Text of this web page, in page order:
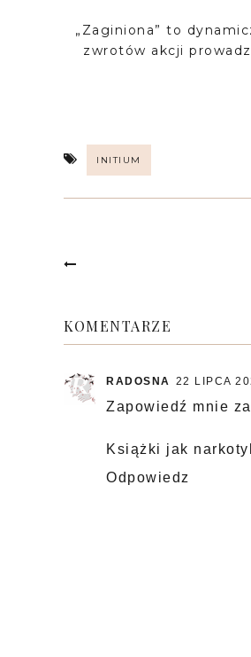
„Zaginiona” to
zwrotów akcji
INITIUM
KOMENTARZE
RADOSNA 22 LIPCA
Zapowiedź mnie
Książki jak
Odpowiedz